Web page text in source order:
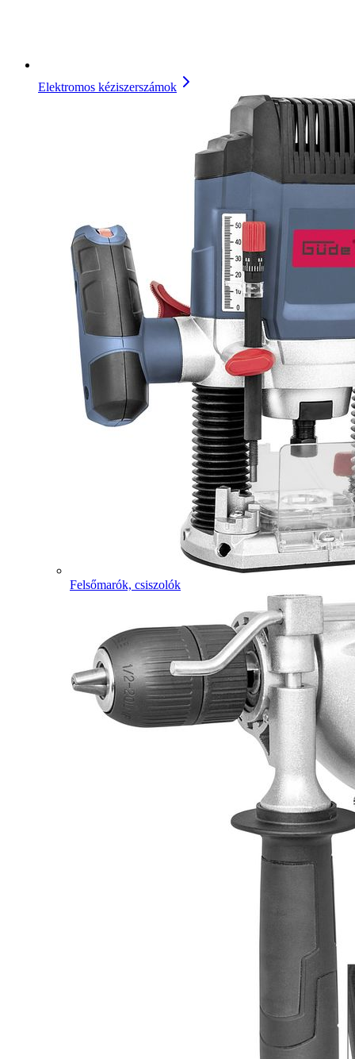
Elektromos kéziszerszámok
Felsőmarók, csiszolók